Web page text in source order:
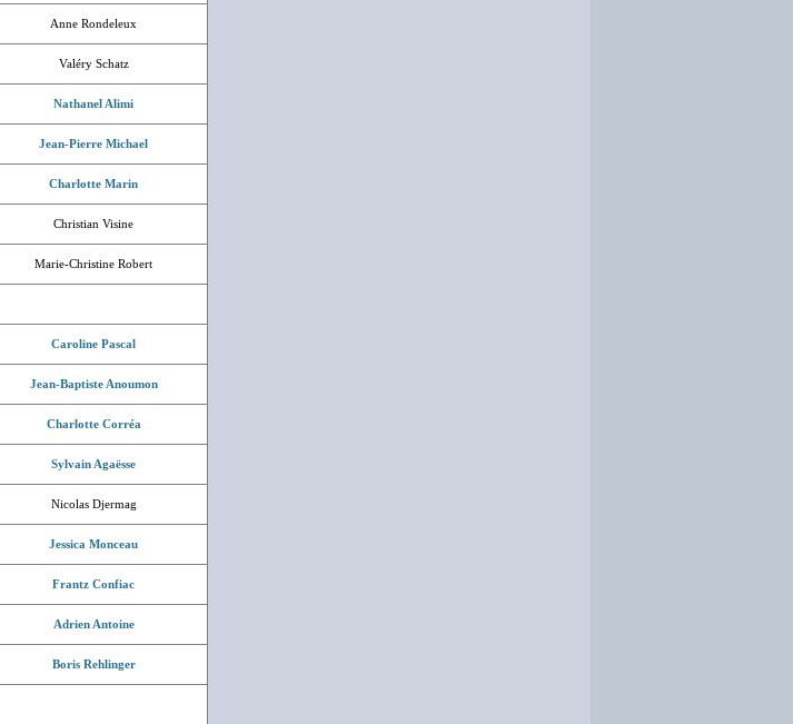
Anne Rondeleux
Valéry Schatz
Nathanel Alimi
Jean-Pierre Michael
Charlotte Marin
Christian Visine
Marie-Christine Robert
Caroline Pascal
Jean-Baptiste Anoumon
Charlotte Corréa
Sylvain Agaësse
Nicolas Djermag
Jessica Monceau
Frantz Confiac
Adrien Antoine
Boris Rehlinger